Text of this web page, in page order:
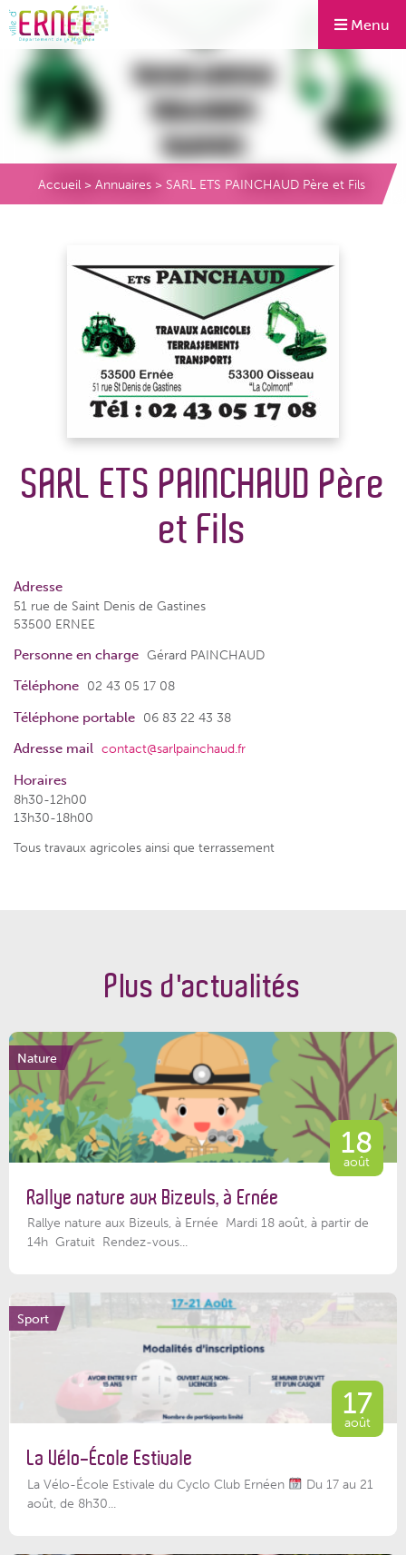
Menu
Accueil > Annuaires > SARL ETS PAINCHAUD Père et Fils
SARL ETS PAINCHAUD Père
et Fils
Adresse
51 rue de Saint Denis de Gastines
53500 ERNEE
Personne en charge Gérard PAINCHAUD
Téléphone 02 43 05 17 08
Téléphone portable 06 83 22 43 38
Adresse mail contact@sarlpainchaud.fr
Horaires
8h30-12h00
13h30-18h00
Tous travaux agricoles ainsi que terrassement
Plus d'actualités
Nature
18
août
Rallye nature aux Bizeuls, à Ernée
Rallye nature aux Bizeuls, à Ernée Mardi 18 août, à partir de
14h Gratuit Rendez-vous...
Sport
17
août
La Vélo-École Estivale
La Vélo-École Estivale du Cyclo Club Ernéen
Du 17 au 21
août, de 8h30...